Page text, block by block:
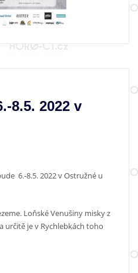
8.5. 2022 v
6.-8.5. 2022 v Ostružné u
Loňské Venušiny misky z
určitě je v Rychlebkách toho